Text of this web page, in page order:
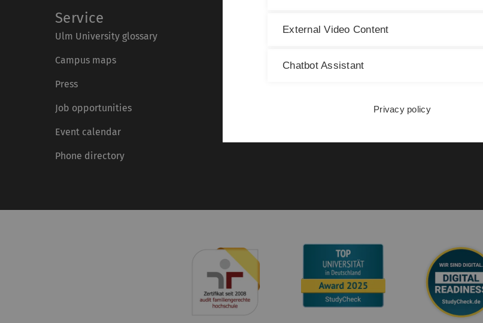
Service
Ulm University glossary
Campus maps
Press
Job opportunities
Event calendar
Phone directory
About this Website
Privacy Policy
Sign language (German only)
External Video Content
Chatbot Assistant
Privacy policy